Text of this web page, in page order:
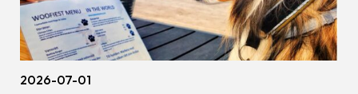
2026-07-01